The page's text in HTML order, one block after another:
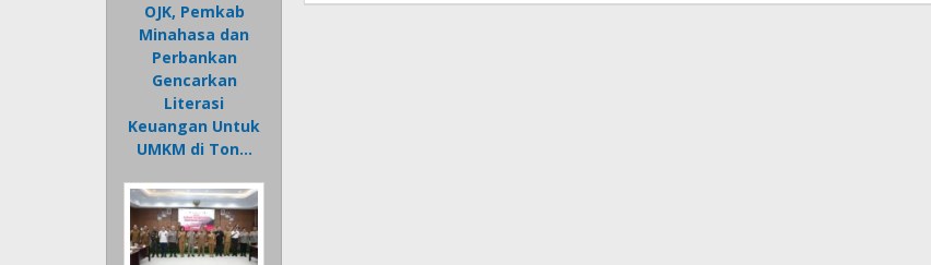
OJK, Pemkab
Minahasa dan
Perbankan
Gencarkan
Literasi
Keuangan Untuk
UMKM di Ton…